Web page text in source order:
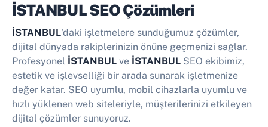
İSTANBUL SEO Çözümleri
İSTANBUL'daki işletmelere sunduğumuz çözümler,
dijital dünyada rakiplerinizin önüne geçmenizi sağlar.
Profesyonel İSTANBUL ve İSTANBUL SEO ekibimiz,
estetik ve işlevselliği bir arada sunarak işletmenize
değer katar. SEO uyumlu, mobil cihazlarla uyumlu ve
hızlı yüklenen web siteleriyle, müşterilerinizi etkileyen
dijital çözümler sunuyoruz.